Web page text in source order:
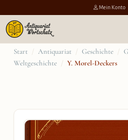
Mein Konto
Zum
Inhalt
Start / Antiquariat / Geschichte /
Weltgeschichte / Y. Morel-Deckers